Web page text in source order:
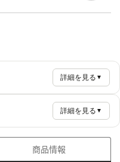
詳細を見る ▼
詳細を見る ▼
商品情報